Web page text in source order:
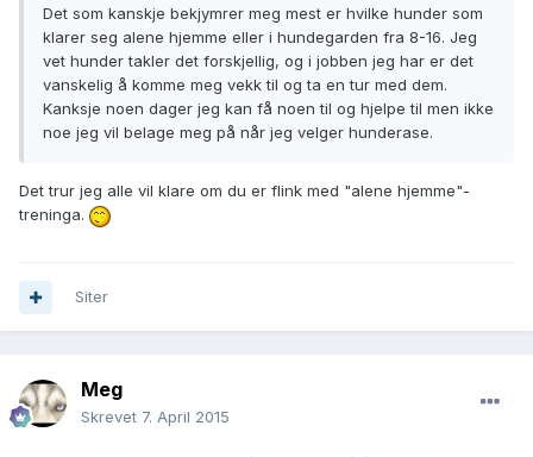
Det som kanskje bekjymrer meg mest er hvilke hunder som
klarer seg alene hjemme eller i hundegarden fra 8-16. Jeg
vet hunder takler det forskjellig, og i jobben jeg har er det
vanskelig å komme meg vekk til og ta en tur med dem.
Kanksje noen dager jeg kan få noen til og hjelpe til men ikke
noe jeg vil belage meg på når jeg velger hunderase.
Det trur jeg alle vil klare om du er flink med "alene hjemme"-
treninga.
Siter
Meg
Skrevet 7. April 2015